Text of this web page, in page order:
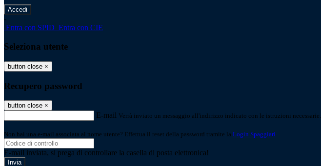
-
Entra con SPID Entra con CIE
Seleziona utente
button close ×
Recupero password
button close ×
E-mail Verrà inviato un messaggio all'indirizzo indicato con le istruzioni necessarie.
Non hai una e-mail associata al nome utente? Effettua il reset della password tramite la Login Spaggiari
E-mail inviata, si prega di controllare la casella di posta elettronica!